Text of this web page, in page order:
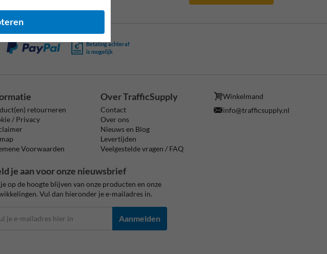
Betaling achteraf
is mogelijk
retourneren
/ Privacy
Voorwaarden
Over TrafficSupply
Contact
Over ons
Nieuws en Blog
Levertijden
Veelgestelde vragen / FAQ
Winkelmand
info@trafficsupply.nl
je aan voor onze nieuwsbrief
op de hoogte blijven van onze producten en onze
Vul dan hieronder je e-mailadres in.
Aanmelden